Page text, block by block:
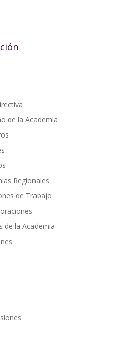
de la Academia
Regionales
de Trabajo
de la Academia